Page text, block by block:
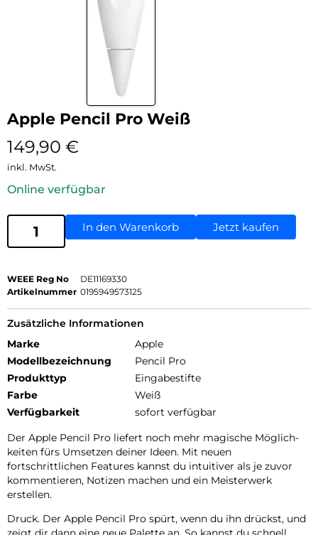
Apple Pencil Pro Weiß
149,90 €
inkl. MwSt.
Online verfügbar
In den Warenkorb Jetzt kaufen
WEEE Reg No
DE11169330
Artikelnummer 0195949573125
Zusätzliche Informationen
Marke
Apple
Modellbezeichnung
Pencil Pro
Produkttyp
Eingabestifte
Farbe
Weiß
Verfügbarkeit
sofort verfügbar
Der Apple Pencil Pro liefert noch mehr magische Möglich­
keiten fürs Umsetzen deiner Ideen. Mit neuen
fortschrittlichen Features kannst du intuitiver als je zuvor
kommentieren, Notizen machen und ein Meisterwerk
erstellen.
Druck. Der Apple Pencil Pro spürt, wenn du ihn drückst, und